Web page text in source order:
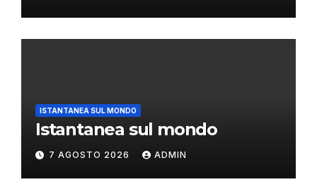
ISTANTANEA SUL MONDO
Istantanea sul mondo
7 AGOSTO 2026 ADMIN